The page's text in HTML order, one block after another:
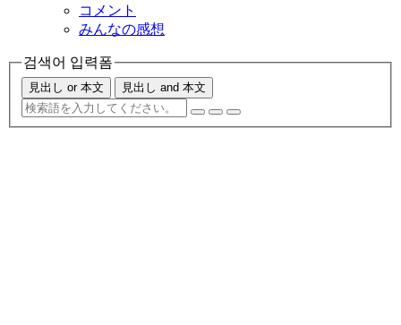
コメント
みんなの感想
검색어 입력폼
見出し or 本文 見出し and 本文